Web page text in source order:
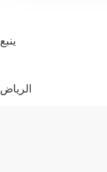
ينبع
الرياض